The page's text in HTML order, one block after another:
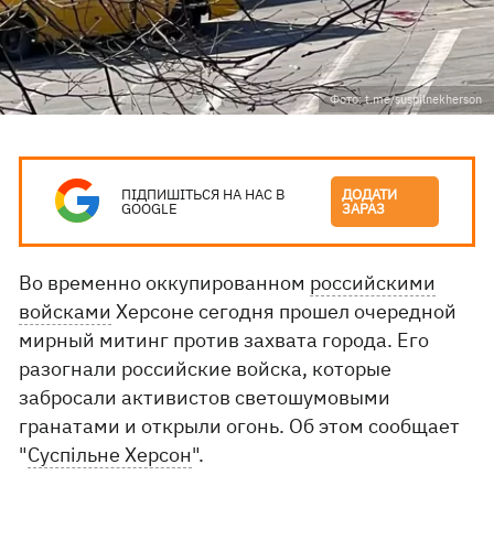
Фото: t.me/suspilnekherson
ПІДПИШІТЬСЯ НА НАС В
GOOGLE
ДОДАТИ
ЗАРАЗ
Во временно оккупированном российскими
войсками Херсоне сегодня прошел очередной
мирный митинг против захвата города. Его
разогнали российские войска, которые
забросали активистов светошумовыми
гранатами и открыли огонь. Об этом сообщает
"Суспільне Херсон".